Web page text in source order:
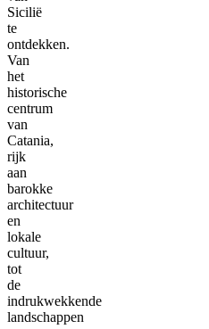
Sicilië
te
ontdekken.
Van
het
historische
centrum
van
Catania,
rijk
aan
barokke
architectuur
en
lokale
cultuur,
tot
de
indrukwekkende
landschappen